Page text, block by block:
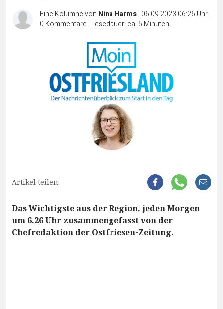
Eine Kolumne von Nina Harms| 06.09.2023 06:26 Uhr|
0 Kommentare | Lesedauer: ca. 5 Minuten
Artikel teilen:
Das Wichtigste aus der Region, jeden Morgen
um 6.26 Uhr zusammengefasst von der
Chefredaktion der Ostfriesen-Zeitung.